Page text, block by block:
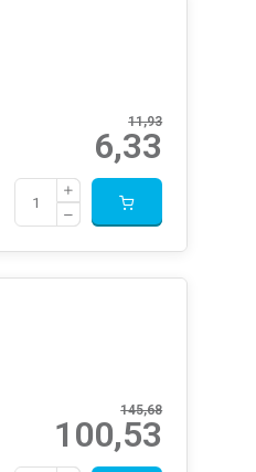
11,93
6,33
145,68
100,53